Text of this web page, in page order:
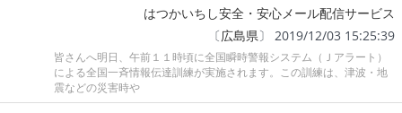
はつかいちし安全・安心メール配信サービス
〔広島県〕 2019/12/03 15:25:39
皆さんへ明日、午前１１時頃に全国瞬時警報システム（Ｊアラート）
による全国一斉情報伝達訓練が実施されます。この訓練は、津波・地
震などの災害時や